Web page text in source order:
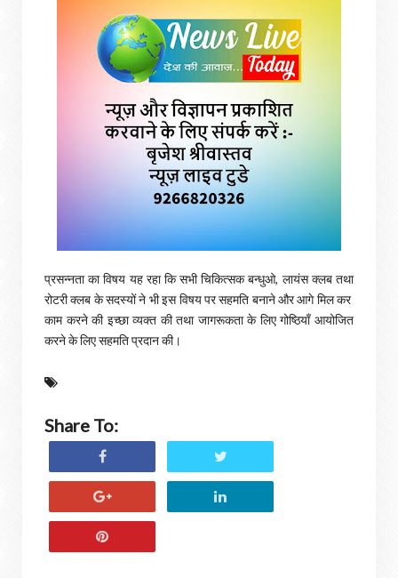
प्रसन्नता का विषय यह रहा कि सभी चिकित्सक बन्धुओ, लायंस क्लब तथा
रोटरी क्लब के सदस्यों ने भी इस विषय पर सहमति बनाने और आगे मिल कर
काम करने की इच्छा व्यक्त की तथा जागरूकता के लिए गोष्ठियाँ आयोजित
करने के लिए सहमति प्रदान की।
Share To: